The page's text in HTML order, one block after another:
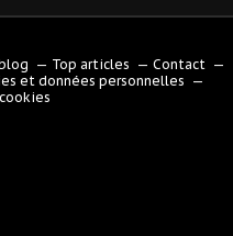
Top articles
Contact
et données personnelles